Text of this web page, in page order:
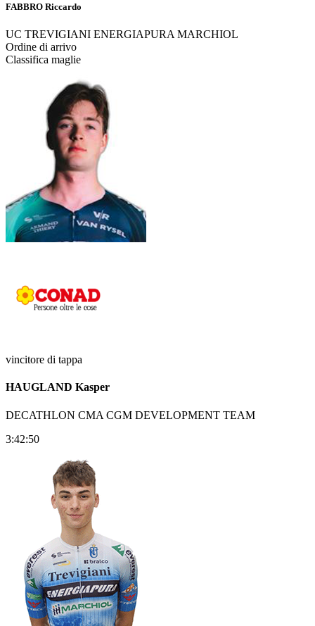
FABBRO Riccardo
UC TREVIGIANI ENERGIAPURA MARCHIOL
Ordine di arrivo
Classifica maglie
vincitore di tappa
HAUGLAND Kasper
DECATHLON CMA CGM DEVELOPMENT TEAM
3:42:50